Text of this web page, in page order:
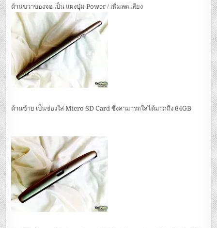
ด้านขวาของจอ เป็น แผงปุ่ม Power / เพิ่มลด เสียง
ด้านซ้าย เป็นช่องใส่ Micro SD Card ซึ่งสามารถใส่ได้มากถึง 64GB